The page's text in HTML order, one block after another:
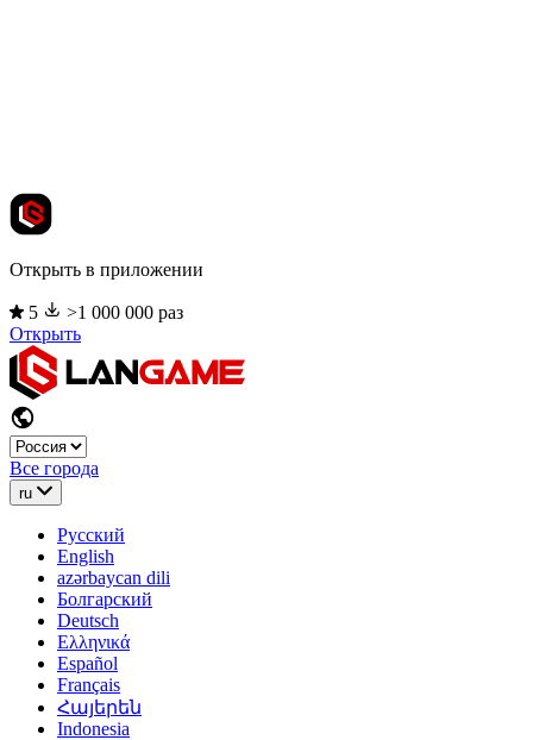
Открыть в приложении
5
>1 000 000 раз
Открыть
Все города
ru
Русский
English
azərbaycan dili
Болгарский
Deutsch
Ελληνικά
Español
Français
Հայերեն
Indonesia